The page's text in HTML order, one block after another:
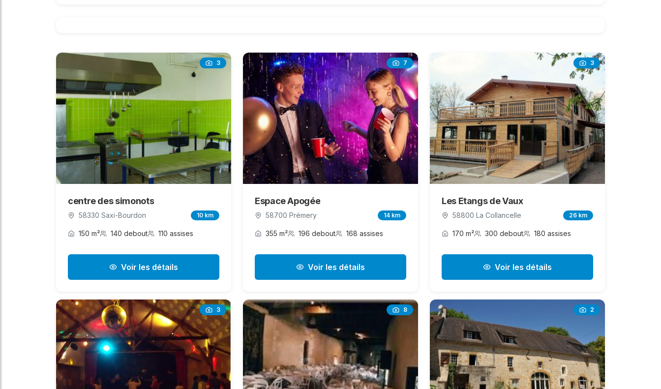
3
centre des simonots
58330 Saxi-Bourdon 10 km
150 m² 140 debout 110 assises
Voir les détails
7
Espace Apogée
58700 Prémery 14 km
355 m² 196 debout 168 assises
Voir les détails
3
Les Etangs de Vaux
58800 La Collancelle 26 km
170 m² 300 debout 180 assises
Voir les détails
3 8 2